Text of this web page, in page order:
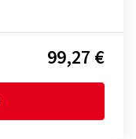
99,27 €